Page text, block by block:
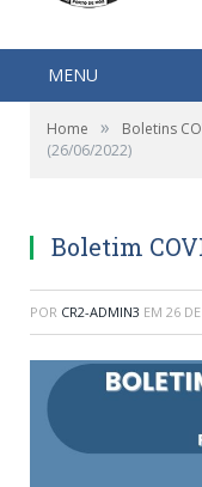
MENU
Home » Boletins
(26/06/2022)
Boletim
POR CR2-ADMIN3 EM 26